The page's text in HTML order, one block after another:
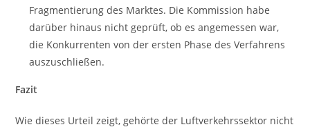
Fragmentierung des Marktes. Die Kommission habe
darüber hinaus nicht geprüft, ob es angemessen war,
die Konkurrenten von der ersten Phase des Verfahrens
auszuschließen.
Fazit
Wie dieses Urteil zeigt, gehörte der Luftverkehrssektor nicht